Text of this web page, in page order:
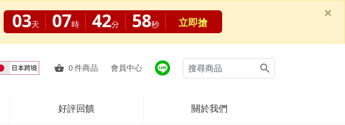
0件商品 會員中心
好評回饋 關於我們
03天 07時 42分 57秒 立即搶
×